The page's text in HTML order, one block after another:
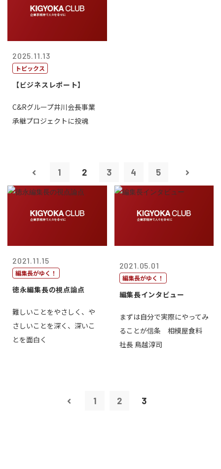
2025.11.13
トピックス
【ビジネスレポート】
C&Rグループ井川会長事業
承継プロジェクトに投魂
1 2 3 4 5
2021.11.15
編集長がゆく！
徳永編集長の視点論点
難しいことをやさしく、や
さしいことを深く、深いこ
とを面白く
2021.05.01
編集長がゆく！
編集長インタビュー
まずは自分で実際にやってみ
ることが信条 相模屋食料
社長 鳥越淳司
1 2 3